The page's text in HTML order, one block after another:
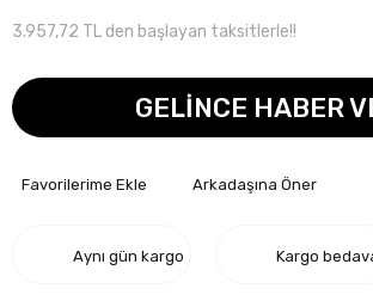
3.957,72 TL den başlayan taksitlerle!!
GELİNCE HABER
Arkadaşına Öner
Aynı gün kargo Kargo